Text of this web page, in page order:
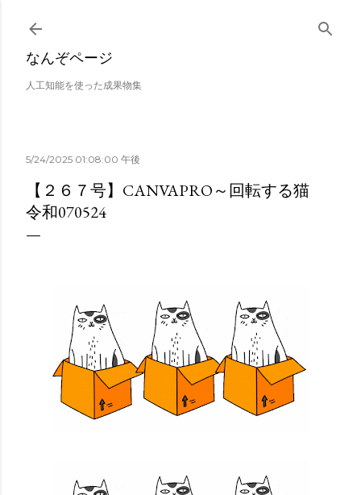
スキップしてメイン コンテンツに移動
なんぞページ
人工知能を使った成果物集
5/24/2025 01:08:00 午後
【２６７号】CANVAPRO～回転する猫
令和070524